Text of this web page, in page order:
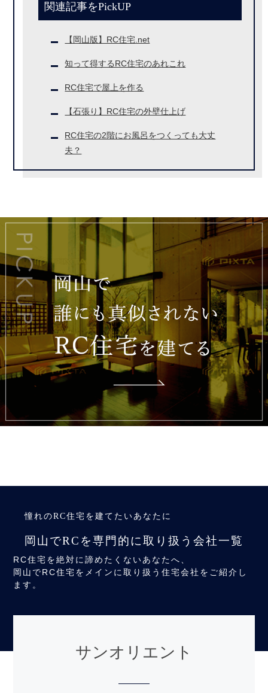
関連記事をPickUP
【岡山版】RC住宅.net
知って得するRC住宅のあれこれ
RC住宅で屋上を作る
【石張り】RC住宅の外壁仕上げ
RC住宅の2階にお風呂をつくっても大丈
夫？
憧れのRC住宅を建てたいあなたに
岡山でRCを専門的に取り扱う会社一覧
RC住宅を絶対に諦めたくないあなたへ、
岡山でRC住宅をメインに取り扱う住宅会社をご紹介し
ます。
サンオリエント